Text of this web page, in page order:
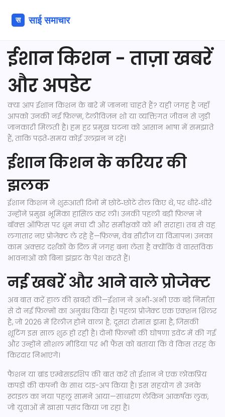
ईशान किशन - ताज़ा खबरें
और अपडेट
क्या आप ईशान किशन के बारे में जानना चाहते हैं? यही जगह है जहाँ
आपको उनकी नई फ़िल्म, टेलीविज़न शो या व्यक्तिगत जीवन से जुड़ी
जानकारी मिलती है। हम हर प्रमुख घटना को आसान भाषा में समझाते
हैं, ताकि पढ़ते‑समय कोई उलझन न रहे।
ईशान किशन के करियर की
झलक
ईशान किशन ने शुरुआती दिनों में छोटे‑छोटे रोल किए थे, पर धीरे‑धीरे
उन्होंने प्रमुख भूमिका हासिल कर ली। उनकी पहली बड़ी फ़िल्म ने
बॉक्स ऑफिस पर धूम मचा दी और समीक्षकों को भी सराहा। तब से वह
लगातार नए प्रोजेक्ट ले रहे हैं—फ़िल्म, वेब सीरीज या विज्ञापन। उनका
काम अक्सर दर्शकों के दिल में जगह बना लेता है क्योंकि वे वास्तविक
भावनाओं को बिना झंझट के पेश करते हैं।
नई खबरें और आने वाले प्रोजेक्ट
अब बात करें हाल की ख़बरों की—ईशान ने अभी‑अभी एक बड़े निर्माता
से दो नई फ़िल्मों का अनुबंध किया है। पहला प्रोजेक्ट एक एक्शन थ्रिलर
है, जो 2026 में रिलीज़ होने वाला है; दूसरा रोमांस ड्रामा है, जिसकी
शूटिंग इस साल शुरू हो रही है। दोनों फ़िल्मों की घोषणा इवेंट में की गई
और उन्होंने सोशल मीडिया पर भी फैंस को बताया कि वे किस तरह के
किरदार निभाएंगे।
फैशन या ब्रांड एम्बेसडरशिप की बात करें तो ईशान ने एक लोकप्रिय
कपड़ों की कंपनी के साथ टाइ-अप किया है। इस सहयोग से उनके
स्टाइल का नया पहलू सामने आया—साधारण लेकिन आकर्षक लुक,
जो युवाओं में खासा पसंद किया जा रहा है।